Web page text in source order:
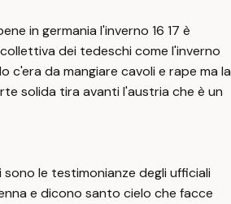
in germania l'inverno 16 17 è
dei tedeschi come l'inverno
c'era da mangiare cavoli e rape ma la
solida tira avanti l'austria che è un
le testimonianze degli ufficiali
e dicono santo cielo che facce